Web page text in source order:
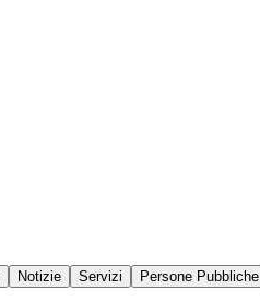
Notizie Servizi Persone Pubbliche